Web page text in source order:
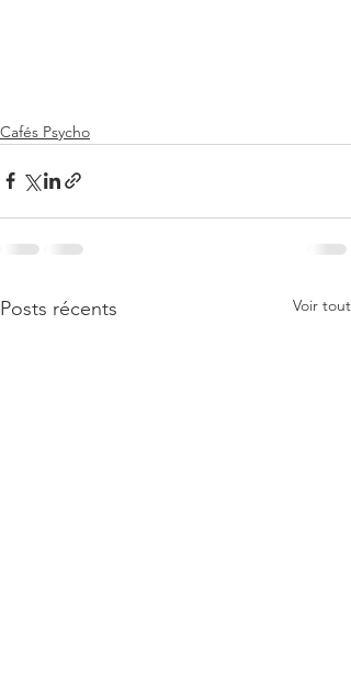
Cafés Psycho
Posts récents Voir tout